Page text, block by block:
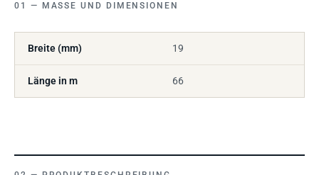
MASSE UND DIMENSIONEN
Breite (mm) 19
Länge in m 66